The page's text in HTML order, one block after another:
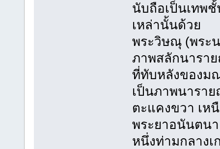
นับถือเป็นเทพชั้
เหล่านั้นด้วย
พระวิษณุ (พระ
ภาพสลักนารา
ที่ทับหลังของม
เป็นภาพนารา
ตะแคงขวา เห
พระยาอนันตน
หนึ่งท่ามกลาง